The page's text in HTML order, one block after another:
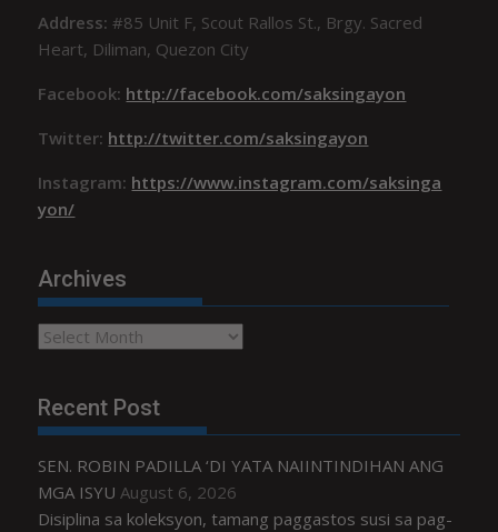
Address:#85 Unit F, Scout Rallos St., Brgy. Sacred
Heart, Diliman, Quezon City
Facebook: http://facebook.com/saksingayon
Twitter: http://twitter.com/saksingayon
Instagram: https://www.instagram.com/saksinga
yon/
Archives
Archives
Recent Post
SEN. ROBIN PADILLA ‘DI YATA NAIINTINDIHAN ANG
MGA ISYU August 6, 2026
Disiplina sa koleksyon, tamang paggastos susi sa pag-